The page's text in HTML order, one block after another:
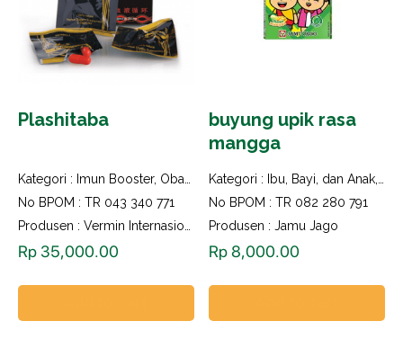
Plashitaba
Kategori : Imun Booster, Obat Herbal ,Perawatan dan Kecantikan
No BPOM : TR 043 340 771
Rp 35,000.00
buyung upik rasa
mangga
Kategori : Ibu, Bayi, dan Anak
No BPOM : TR 082 280 791
Produsen : Jamu Jago
Rp8,000.00